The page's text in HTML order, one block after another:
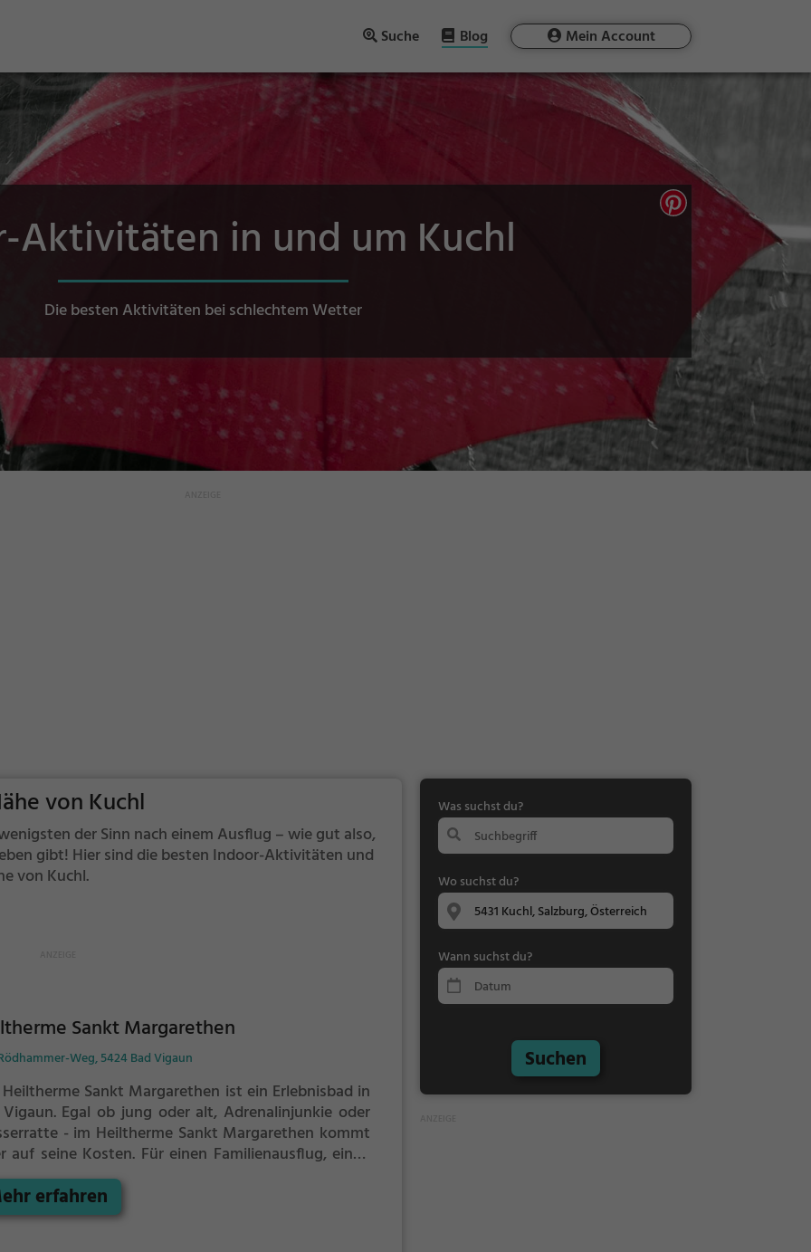
Suche Blog Mein Account
Aktivitäten in und um Kuchl
Die besten Aktivitäten bei schlechtem Wetter
von Kuchl
der Sinn nach einem Ausflug – wie gut also,
gibt! Hier sind die besten Indoor-Aktivitäten und
von Kuchl.
Sankt Margarethen
Weg, 5424 Bad Vigaun
Heiltherme Sankt Margarethen ist ein Erlebnisbad in
Egal ob jung oder alt, Adrenalinjunkie oder
- im Heiltherme Sankt Margarethen kommt
auf seine Kosten. Für einen Familienausflug, einen
oder einfach mit Freunden ist das
Sankt Margarethen genau die richtige
erfahren
Was suchst du?
Wo suchst du?
Wann suchst du?
Suchen